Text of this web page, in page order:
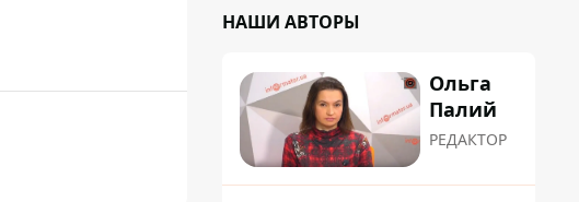
НАШИ АВТОРЫ
Ольга
Палий
РЕДАКТОР